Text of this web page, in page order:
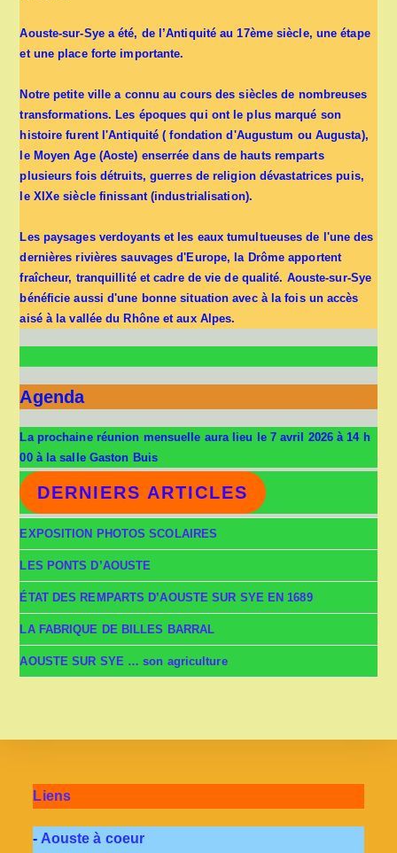
Aouste-sur-Sye a été, de l’Antiquité au 17ème siècle, une étape
et une place forte importante.
Notre petite ville a connu au cours des siècles de nombreuses
transformations. Les époques qui ont le plus marqué son
histoire furent l'Antiquité ( fondation d'Augustum ou Augusta),
le Moyen Age (Aoste) enserrée dans de hauts remparts
plusieurs fois détruits, guerres de religion dévastatrices puis,
le XIXe siècle finissant (industrialisation).
Les paysages verdoyants et les eaux tumultueuses de l'une des
dernières rivières sauvages d'Europe, la Drôme apportent
fraîcheur, tranquillité et cadre de vie de qualité. Aouste-sur-Sye
bénéficie aussi d'une bonne situation avec à la fois un accès
aisé à la vallée du Rhône et aux Alpes.
Agenda
La prochaine réunion mensuelle aura lieu le 7 avril 2026 à 14 h
00 à la salle Gaston Buis
DERNIERS ARTICLES
EXPOSITION PHOTOS SCOLAIRES
LES PONTS D’AOUSTE
ÉTAT DES REMPARTS D’AOUSTE SUR SYE EN 1689
LA FABRIQUE DE BILLES BARRAL
AOUSTE SUR SYE … son agriculture
Liens
- Aouste à coeur